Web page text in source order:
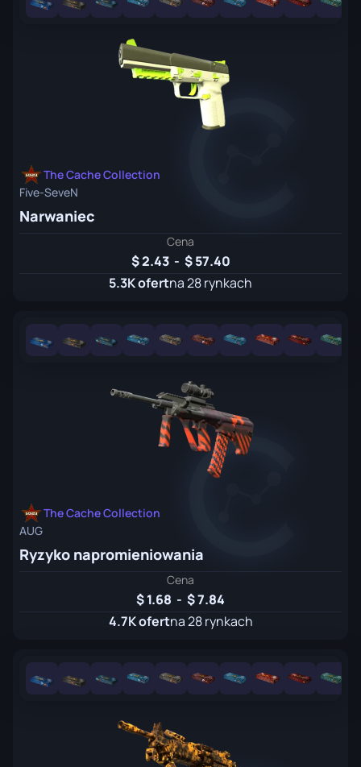
The Cache Collection
Five-SeveN
Narwaniec
Cena
2.43 -
57.40
5.3K ofertna 28 rynkach
The Cache Collection
AUG
Ryzyko napromieniowania
Cena
1.68 -
7.84
4.7K ofertna 28 rynkach